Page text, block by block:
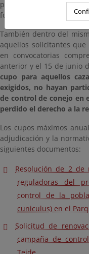
presentación de la
fotocopia de la misma)
También dentro del
aquellos solicitantes
en convocatorias
anterior y el 15 de junio
cupo para aquellos
exigidos, no hayan
de control de conejo en
perdido el derecho a la
Los cupos máximos
adjudicación y la
siguientes documentos:
Resolución de 2 de
reguladoras del
control de la
cuniculus) en el
Solicitud de
campaña de